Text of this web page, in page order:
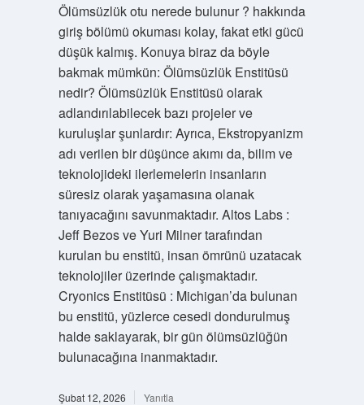
Ölümsüzlük otu nerede bulunur ? hakkında
giriş bölümü okuması kolay, fakat etki gücü
düşük kalmış. Konuya biraz da böyle
bakmak mümkün: Ölümsüzlük Enstitüsü
nedir? Ölümsüzlük Enstitüsü olarak
adlandırılabilecek bazı projeler ve
kuruluşlar şunlardır: Ayrıca, Ekstropyanizm
adı verilen bir düşünce akımı da, bilim ve
teknolojideki ilerlemelerin insanların
süresiz olarak yaşamasına olanak
tanıyacağını savunmaktadır. Altos Labs :
Jeff Bezos ve Yuri Milner tarafından
kurulan bu enstitü, insan ömrünü uzatacak
teknolojiler üzerinde çalışmaktadır.
Cryonics Enstitüsü : Michigan’da bulunan
bu enstitü, yüzlerce cesedi dondurulmuş
halde saklayarak, bir gün ölümsüzlüğün
bulunacağına inanmaktadır.
Şubat 12, 2026 Yanıtla